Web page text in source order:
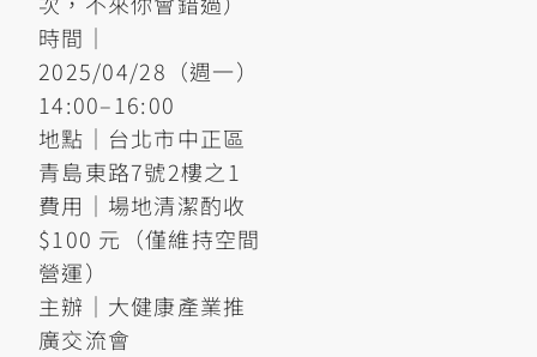
時間｜
2025/04/28（週一）
14:00–16:00
地點｜台北市中正區
青島東路7號2樓之1
費用｜場地清潔酌收
$100 元（僅維持空間
營運）
主辦｜大健康產業推
廣交流會